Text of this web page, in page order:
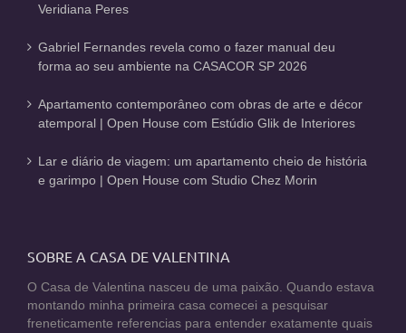
Veridiana Peres
Gabriel Fernandes revela como o fazer manual deu
forma ao seu ambiente na CASACOR SP 2026
Apartamento contemporâneo com obras de arte e décor
atemporal | Open House com Estúdio Glik de Interiores
Lar e diário de viagem: um apartamento cheio de história
e garimpo | Open House com Studio Chez Morin
SOBRE A CASA DE VALENTINA
O Casa de Valentina nasceu de uma paixão. Quando estava
montando minha primeira casa comecei a pesquisar
freneticamente referencias para entender exatamente quais